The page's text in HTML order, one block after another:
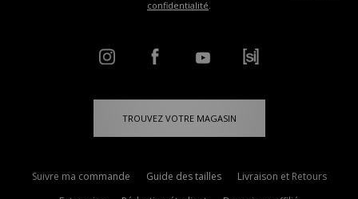
confidentialité.
TROUVEZ VOTRE MAGASIN
Suivre ma commande Guide des tailles
Livraison et Retours